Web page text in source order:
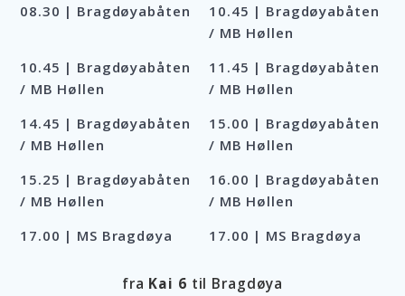
08.30 | Bragdøyabåten
10.45 | Bragdøyabåten
/ MB Høllen
10.45 | Bragdøyabåten
/ MB Høllen
11.45 | Bragdøyabåten
/ MB Høllen
14.45 | Bragdøyabåten
/ MB Høllen
15.00 | Bragdøyabåten
/ MB Høllen
15.25 | Bragdøyabåten
/ MB Høllen
16.00 | Bragdøyabåten
/ MB Høllen
17.00 | MS Bragdøya
17.00 | MS Bragdøya
fra Kai 6 til Bragdøya